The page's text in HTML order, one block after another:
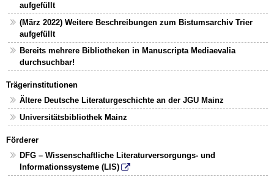
aufgefüllt
(März 2022) Weitere Beschreibungen zum Bistumsarchiv Trier
aufgefüllt
Bereits mehrere Bibliotheken in Manuscripta Mediaevalia
durchsuchbar!
Trägerinstitutionen
Ältere Deutsche Literaturgeschichte an der JGU Mainz
Universitätsbibliothek Mainz
Förderer
DFG – Wissenschaftliche Literaturversorgungs- und
Informationssysteme (LIS)